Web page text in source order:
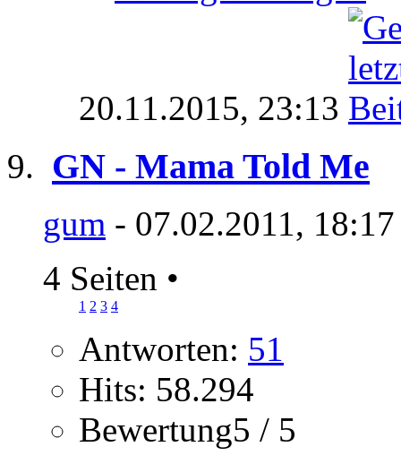
20.11.2015, 23:13
GN - Mama Told Me
gum - 07.02.2011,
4 Seiten •
1 2 3 4
Antworten: 51
Hits: 58.294
Bewertung5 / 5